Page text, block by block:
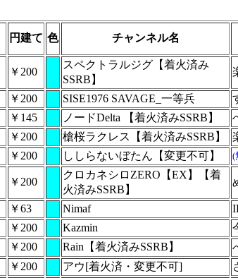
円建て 色 チャンネル名
￥200
スペクトラルジグ【着火済み
SSRB】
￥200 SISE1976 SAVAGE_一等兵
￥145 ノードDelta 【着火済みSSRB】
￥200 槍桜ラクレス【着火済みSSRB】
￥200 ししらないぼたん【変更不可】 (
￥200
クロカネシロZERO【EX】【着
火済みSSRB】
￥63 Nimaf
￥200 Kazmin
￥200 Rain【着火済みSSRB】
￥200 アウ[着火済・変更不可]